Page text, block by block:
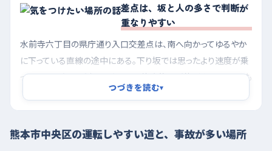
差点は、坂と人の多さで判断が
重なりやすい
水前寺六丁目の県庁通り入口交差点は、南へ向かってゆるやか
に下っている直線の途中にある。下り坂では思ったより速度が乗
ってしまい、信号が変わったときの停止位置が伸びやすい。しかも
南のセブンイレブンや西のクリニックへ出入りする車が左右から
絡むので、坂の途中でブレーキと周りの確認を同時にやることに
なる。だからここは、坂に入る前に一度速度を落としておくと楽に
なる。もう一つ気をつけたいのは下通二丁目の代継橋交差点。平
つづきを読む▾
熊本市中央区の運転しやすい道と、事故が多い場所